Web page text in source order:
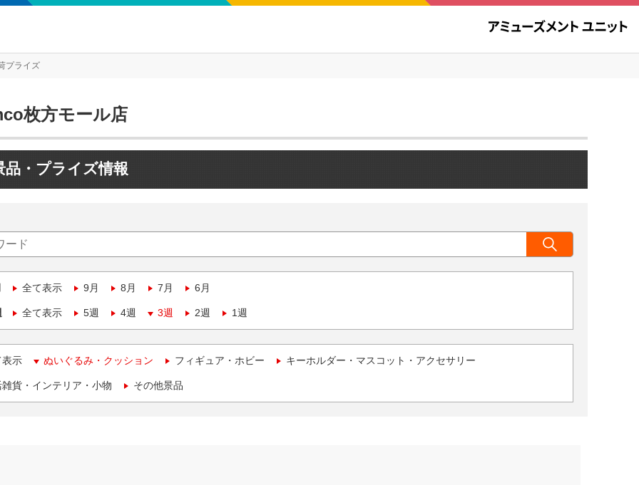
プライズ
枚方モール店
品・プライズ情報
全て表示 9月 8月 7月 6月
全て表示 5週 4週 3週 2週 1週
表示 ぬいぐるみ・クッション フィギュア・ホビー キーホルダー・マスコット・アクセサリー
貨・インテリア・小物 その他景品